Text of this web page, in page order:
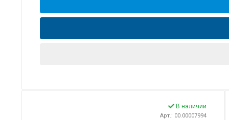
В наличии
Арт.: 00.00007994